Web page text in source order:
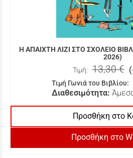
Η ΑΠΑΙΧΤΗ ΛΙΖΙ ΣΤΟ ΣΧΟΛΕΙΟ
2026)
Τιμή: 13,30 €
Τιμή Γωνιά του Βιβλίου:
Διαθεσιμότητα:
Προσθήκη στο
Προσθήκη στο